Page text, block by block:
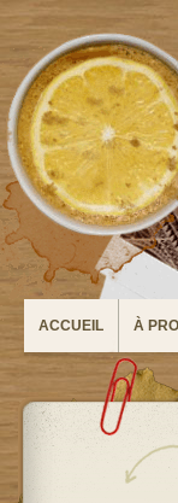
ACCUEIL À